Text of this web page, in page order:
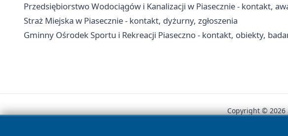
Przedsiębiorstwo Wodociągów i Kanalizacji w Piasecznie - kontakt,
Straż Miejska w Piasecznie - kontakt, dyżurny, zgłoszenia
Gminny Ośrodek Sportu i Rekreacji Piaseczno - kontakt, obiekty,
Copyright © 2026